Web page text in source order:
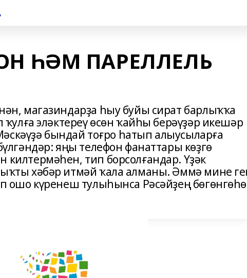
ҺӘМ ПАРЕЛЛЕЛЬ
магазиндарҙа һыу буйы сират барлыҡҡа
эләктереү өсөн ҡайһы берәүҙәр икешәр
бындай тоғро һатып алыусыларға
яңы телефон фанаттары көҙгө
тип борсолғандар. Үҙәк
хәбәр итмәй ҡала алманы. Әммә мине
ошо күренеш тулыһынса Рәсәйҙең